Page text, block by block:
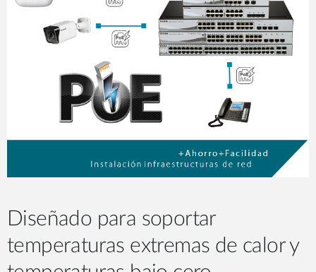
Diseñado para soportar
temperaturas extremas de calor y